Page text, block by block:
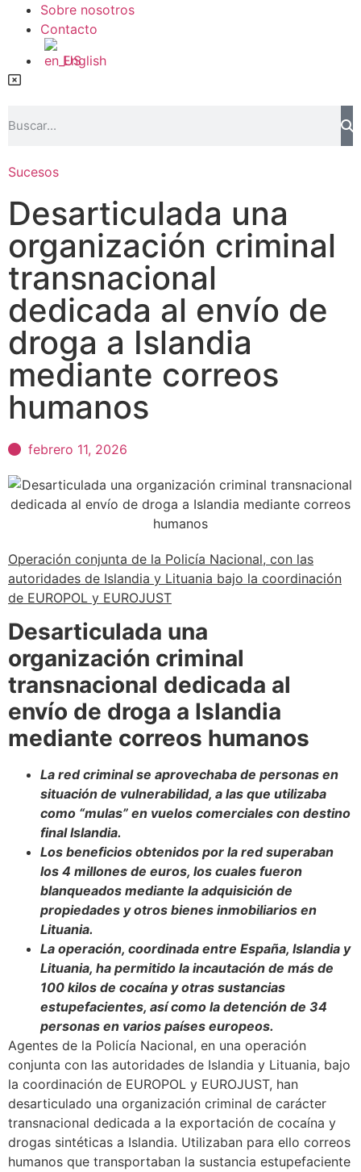
Sobre nosotros
Contacto
English
Sucesos
Desarticulada una
organización criminal
transnacional
dedicada al envío de
droga a Islandia
mediante correos
humanos
febrero 11, 2026
Operación conjunta de la Policía Nacional, con las
autoridades de Islandia y Lituania bajo la coordinación
de EUROPOL y EUROJUST
Desarticulada una
organización criminal
transnacional dedicada al
envío de droga a Islandia
mediante correos humanos
La red criminal se aprovechaba de personas en
situación de vulnerabilidad, a las que utilizaba
como “mulas” en vuelos comerciales con destino
final Islandia.
Los beneficios obtenidos por la red superaban
los 4 millones de euros, los cuales fueron
blanqueados mediante la adquisición de
propiedades y otros bienes inmobiliarios en
Lituania.
La operación, coordinada entre España, Islandia y
Lituania, ha permitido la incautación de más de
100 kilos de cocaína y otras sustancias
estupefacientes, así como la detención de 34
personas en varios países europeos.
Agentes de la Policía Nacional, en una operación
conjunta con las autoridades de Islandia y Lituania, bajo
la coordinación de EUROPOL y EUROJUST, han
desarticulado una organización criminal de carácter
transnacional dedicada a la exportación de cocaína y
drogas sintéticas a Islandia. Utilizaban para ello correos
humanos que transportaban la sustancia estupefaciente